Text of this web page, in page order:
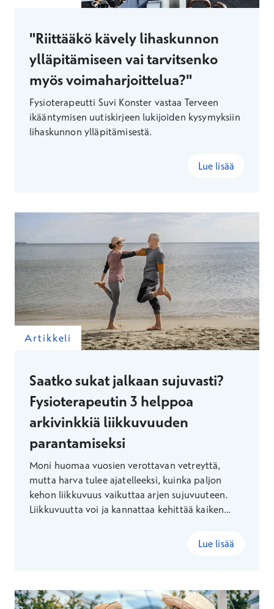
"Riittääkö kävely lihaskunnon
ylläpitämiseen vai tarvitsenko
myös voimaharjoittelua?"
Fysioterapeutti Suvi Konster vastaa Terveen
ikääntymisen uutiskirjeen lukijoiden kysymyksiin
lihaskunnon ylläpitämisestä.
Lue lisää
Artikkeli
Saatko sukat jalkaan sujuvasti?
Fysioterapeutin 3 helppoa
arkivinkkiä liikkuvuuden
parantamiseksi
Moni huomaa vuosien verottavan vetreyttä,
mutta harva tulee ajatelleeksi, kuinka paljon
kehon liikkuvuus vaikuttaa arjen sujuvuuteen.
Liikkuvuutta voi ja kannattaa kehittää kaiken
miten otat liikkuvuusharjoitukset helposti osaksi
Lue lisää